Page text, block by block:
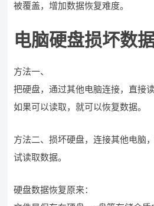
被覆盖，增加数据恢复难度。
电脑硬盘损坏数
方法一、
把硬盘，通过其他电脑连接，直接
如果可以读取，就可以恢复数据。
方法二、损坏硬盘，连接其他电脑
试读取数据。
硬盘数据恢复原来：